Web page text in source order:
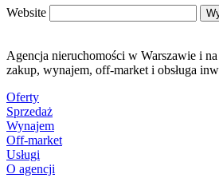
Website
Agencja nieruchomości w Warszawie i
zakup, wynajem, off-market i obsługa
Oferty
Sprzedaż
Wynajem
Off-market
Usługi
O agencji